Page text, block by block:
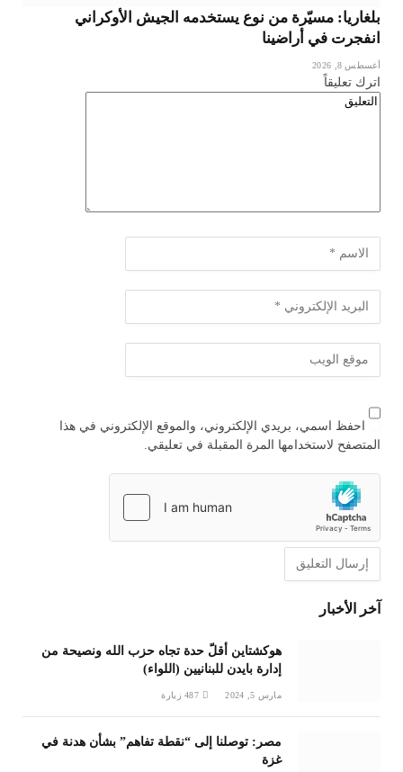
بلغاريا: مسيّرة من نوع يستخدمه الجيش الأوكراني
انفجرت في أراضينا
أغسطس 8, 2026
اترك تعليقاً
احفظ اسمي، بريدي الإلكتروني، والموقع الإلكتروني في هذا
المتصفح لاستخدامها المرة المقبلة في تعليقي.
آخر الأخبار
هوكشتاين أقلّ حدة تجاه حزب الله ونصيحة من
إدارة بايدن للبنانيين (اللواء)
مارس 5, 2024 487 زيارة
مصر: توصلنا إلى “نقطة تفاهم” بشأن هدنة في
غزة